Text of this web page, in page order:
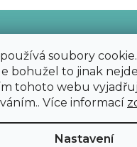
soubory cookie.
bohužel to jinak
tohoto webu
Více informací
Nastavení
2026 Bijoux
. Všechna práva